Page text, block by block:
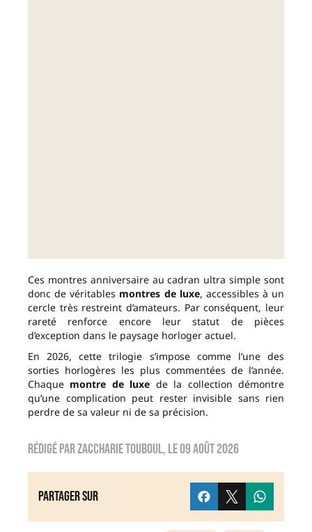
Ces montres anniversaire au cadran ultra simple sont
donc de véritables montres de luxe, accessibles à un
cercle très restreint d’amateurs. Par conséquent, leur
rareté renforce encore leur statut de pièces
d’exception dans le paysage horloger actuel.
En 2026, cette trilogie s’impose comme l’une des
sorties horlogères les plus commentées de l’année.
Chaque montre de luxe de la collection démontre
qu’une complication peut rester invisible sans rien
perdre de sa valeur ni de sa précision.
Rédigé parzaccharie touboul, le09 août 2026
Partager sur